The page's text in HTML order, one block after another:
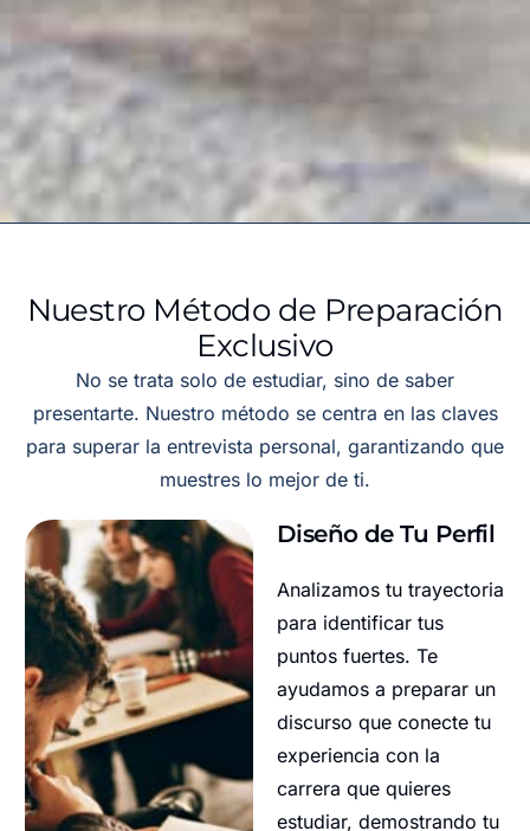
Nuestro Método de Preparación
Exclusivo
No se trata solo de estudiar, sino de saber
presentarte. Nuestro método se centra en las claves
para superar la entrevista personal, garantizando que
muestres lo mejor de ti.
Diseño de Tu Perfil
Analizamos tu trayectoria
para identificar tus
puntos fuertes. Te
ayudamos a preparar un
discurso que conecte tu
experiencia con la
carrera que quieres
estudiar, demostrando tu